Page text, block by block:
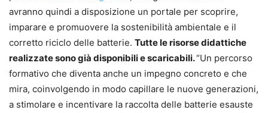
avranno quindi a disposizione un portale per scoprire,
imparare e promuovere la sostenibilità ambientale e il
corretto riciclo delle batterie. Tutte le risorse didattiche
realizzate sono già disponibili e scaricabili.“Un percorso
formativo che diventa anche un impegno concreto e che
mira, coinvolgendo in modo capillare le nuove generazioni,
a stimolare e incentivare la raccolta delle batterie esauste